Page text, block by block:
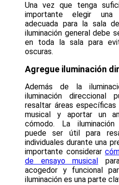
Una vez que tenga
importante elegir una
adecuada para la sala
iluminación general debe
en toda la sala para
oscuras.
Agregue iluminación
Además de la
iluminación
resaltar áreas
musical y aportar un
cómodo. La
puede ser útil para
individuales durante una
importante considerar
de ensayo musical
acogedor y funcional
iluminación es una parte